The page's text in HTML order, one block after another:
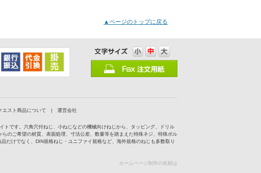
▲ページのトップに戻る
エスト商品について |
運営会社
ホームページ制作の依頼は
です。六角穴付ねじ、小ねじなどの機械向けねじから、タッピング、ドリル
のご希望の材質、表面処理、寸法公差、数量等を踏まえた特殊ネジ、特殊ボル
だけでなく、DIN規格ねじ・ユニファイ規格など、海外規格のねじも多数取り